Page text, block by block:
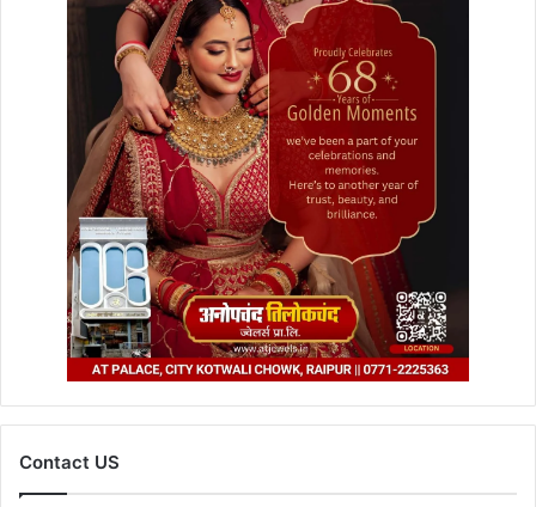
Contact US